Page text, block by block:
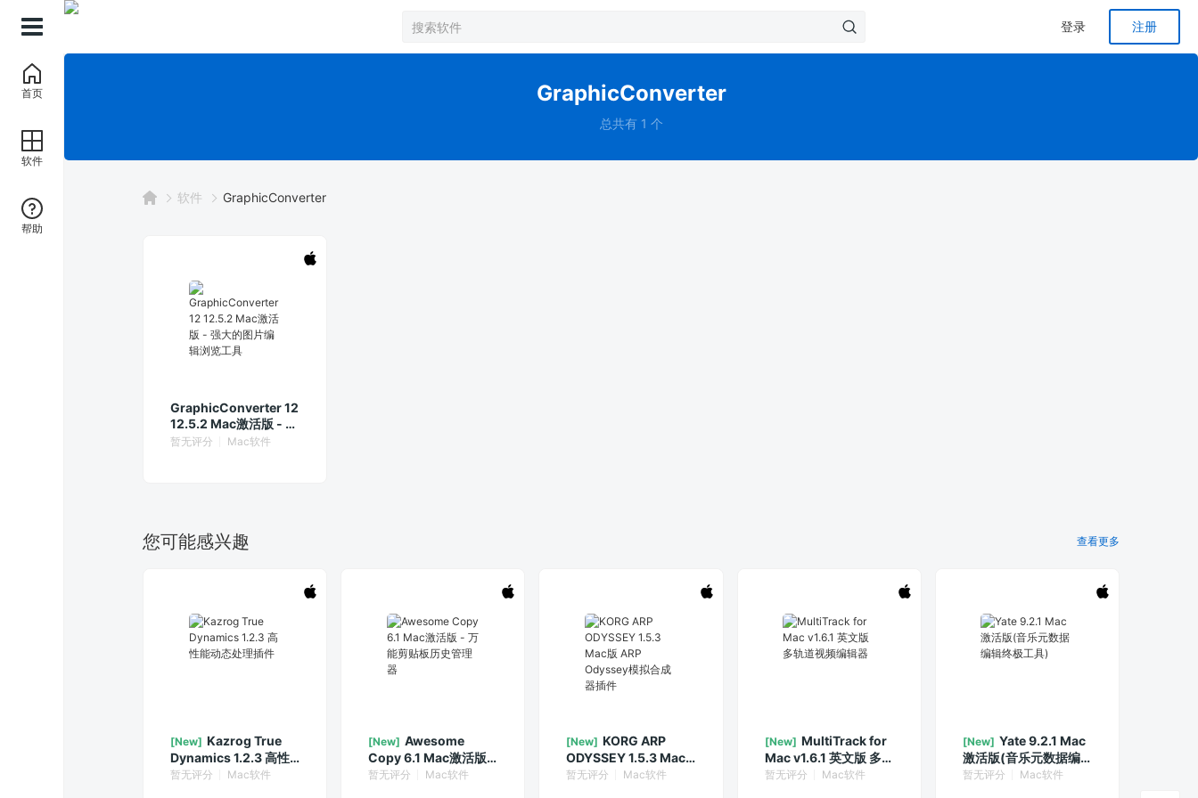
登录 注册
GraphicConverter
总共有 1 个
软件 GraphicConverter
GraphicConverter 12
12.5.2 Mac激活版 - 强
大的图片编辑浏览工具
暂无评分 Mac软件
您可能感兴趣 查看更多
[New] Kazrog True
Dynamics 1.2.3 高性
能动态处理插件
暂无评分 Mac软件
[New] Awesome
Copy 6.1 Mac激活版 -
万能剪贴板历史管理器
暂无评分 Mac软件
[New] KORG ARP
ODYSSEY 1.5.3 Mac
版 ARP Odyssey模拟
暂无评分 Mac软件
[New] MultiTrack for
Mac v1.6.1 英文版 多轨
道视频编辑器
暂无评分 Mac软件
[New] Yate 9.2.1 Mac
激活版(音乐元数据编
辑终极工具)
暂无评分 Mac软件
首页
软件
帮助